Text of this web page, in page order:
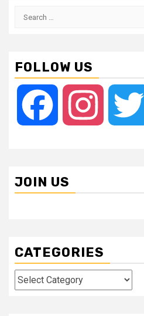
Search
FOLLOW US
Facebook Instagram
JOIN US
CATEGORIES
Categories